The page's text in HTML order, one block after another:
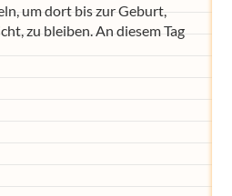
um dort bis zur Geburt,
zu bleiben. An diesem Tag